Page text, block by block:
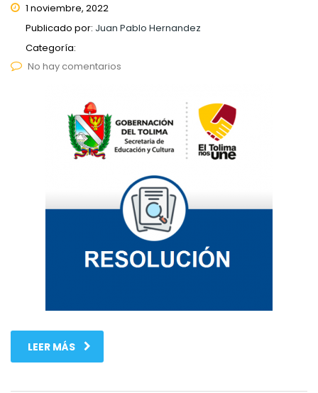
1 noviembre, 2022
Publicado por: Juan Pablo Hernandez
Categoría:
No hay comentarios
LEER MÁS